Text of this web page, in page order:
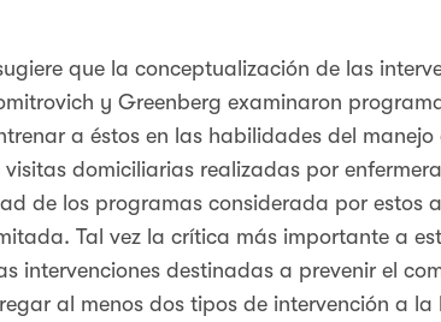
que la conceptualización de las
y Greenberg examinaron
a éstos en las habilidades del
domiciliarias realizadas por
de los programas considerada por estos
Tal vez la crítica más importante a
intervenciones destinadas a prevenir el
al menos dos tipos de intervención a